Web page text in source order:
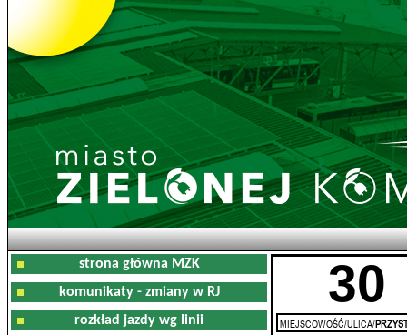
strona główna MZK
komunikaty - zmiany w RJ
rozkład jazdy wg linii
30
MIEJSCOWOŚĆ/ULICA/